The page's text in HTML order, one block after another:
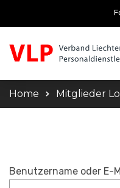
Home Mitglieder
Benutzername oder E-